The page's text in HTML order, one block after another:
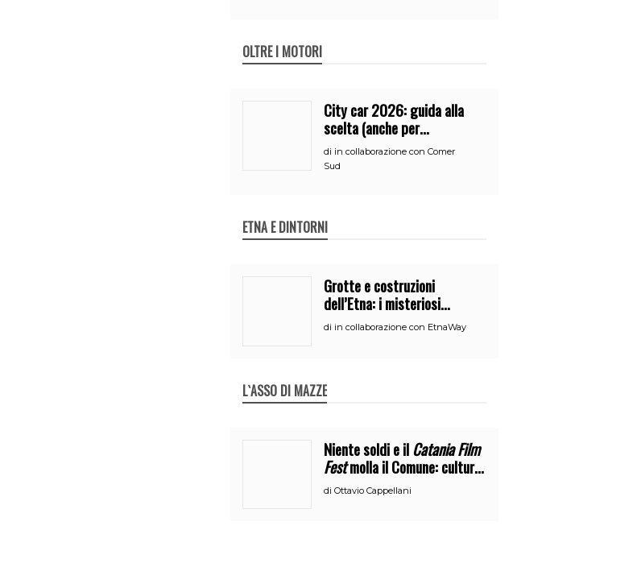
OLTRE I MOTORI
City car 2026: guida alla
scelta (anche per
neopatentati)
di in collaborazione con Comer
Sud
ETNA E DINTORNI
Grotte e costruzioni
dell’Etna: i misteriosi
nascondigli del vulcano
di in collaborazione con EtnaWay
L`ASSO DI MAZZE
Niente soldi e ilCatania Film
Festmolla il Comune: cultura
o broru di ciciri?
di Ottavio Cappellani